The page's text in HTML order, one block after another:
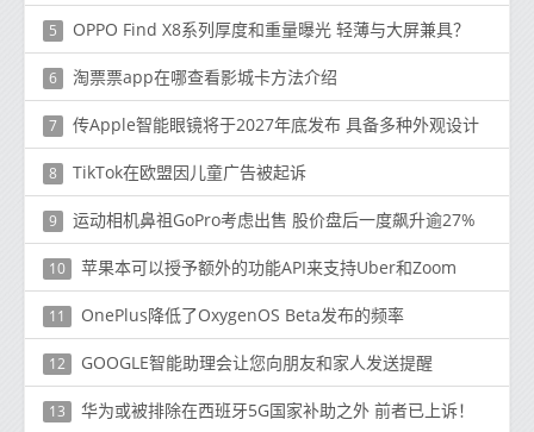
5 OPPO Find X8系列厚度和重量曝光 轻薄与大屏兼具？
6 淘票票app在哪查看影城卡方法介绍
7 传Apple智能眼镜将于2027年底发布 具备多种外观设计
8 TikTok在欧盟因儿童广告被起诉
9 运动相机鼻祖GoPro考虑出售 股价盘后一度飙升逾27%
10 苹果本可以授予额外的功能API来支持Uber和Zoom
11 OnePlus降低了OxygenOS Beta发布的频率
12 GOOGLE智能助理会让您向朋友和家人发送提醒
13 华为或被排除在西班牙5G国家补助之外 前者已上诉！